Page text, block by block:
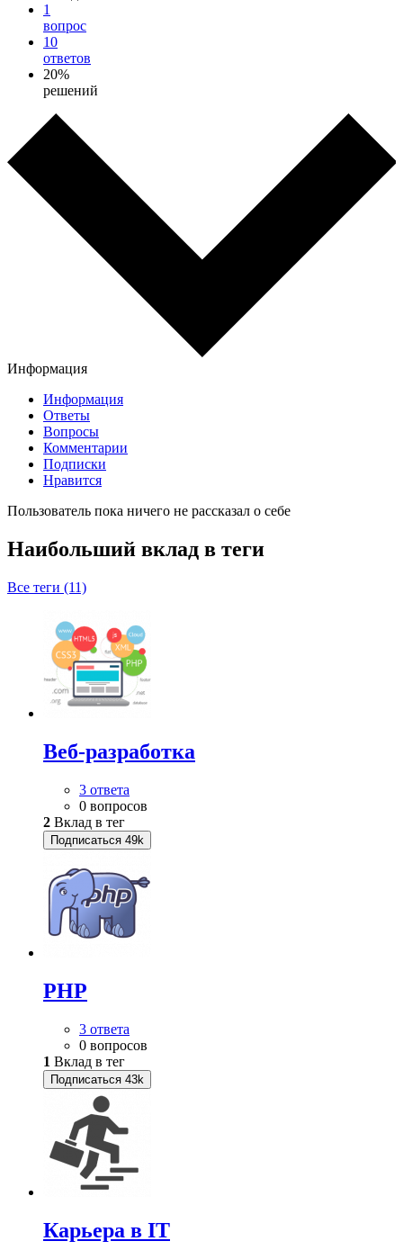
1
вопрос
10
ответов
20%
решений
Информация
Информация
Ответы
Вопросы
Комментарии
Подписки
Нравится
Пользователь пока ничего не рассказал о себе
Наибольший вклад в теги
Все теги (11)
Веб-разработка
3 ответа
0 вопросов
2 Вклад в тег
Подписаться 49k
PHP
3 ответа
0 вопросов
1 Вклад в тег
Подписаться 43k
Карьера в IT